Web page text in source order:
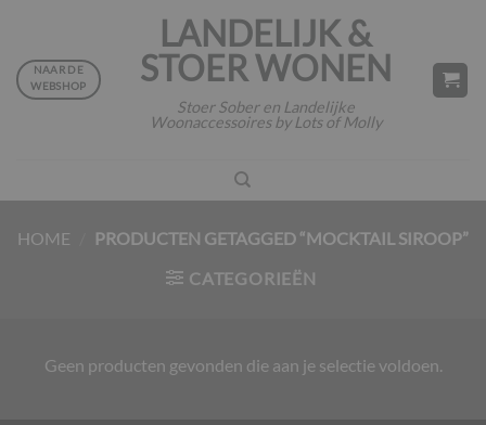
inhoud
LANDELIJK &
STOER WONEN
Stoer Sober en Landelijke
Woonaccessoires by Lots of Molly
NAAR DE
WEBSHOP
HOME
PRODUCTEN GETAGGED “MOCKTAIL SIROOP”
CATEGORIEËN
Geen producten gevonden die aan je selectie voldoen.